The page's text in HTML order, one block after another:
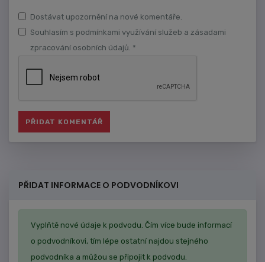
Dostávat upozornění na nové komentáře.
Souhlasím s podmínkami využívání služeb a zásadami
zpracování osobních údajů. *
PŘIDAT INFORMACE O PODVODNÍKOVI
Vyplňtě nové údaje k podvodu. Čím více bude informací
o podvodníkovi, tím lépe ostatní najdou stejného
podvodníka a můžou se připojit k podvodu.